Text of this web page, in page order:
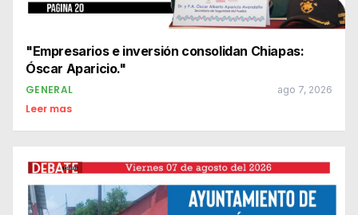
"Empresarios e inversión consolidan Chiapas:
GENERAL ago 7, 2026
Leer mas